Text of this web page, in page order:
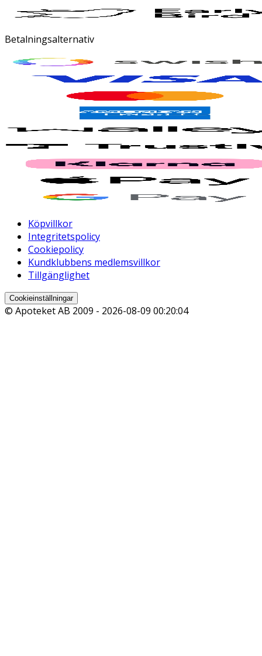
Betalningsalternativ
Köpvillkor
Integritetspolicy
Cookiepolicy
Kundklubbens medlemsvillkor
Tillgänglighet
Cookieinställningar
© Apoteket AB 2009 - 2026-08-09 00:20:04